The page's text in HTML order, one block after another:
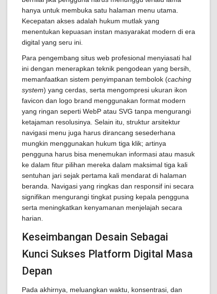
hanya untuk membuka satu halaman menu utama.
Kecepatan akses adalah hukum mutlak yang
menentukan kepuasan instan masyarakat modern di era
digital yang seru ini.
Para pengembang situs web profesional menyiasati hal
ini dengan menerapkan teknik pengodean yang bersih,
memanfaatkan sistem penyimpanan tembolok (caching
system) yang cerdas, serta mengompresi ukuran ikon
favicon dan logo brand menggunakan format modern
yang ringan seperti WebP atau SVG tanpa mengurangi
ketajaman resolusinya. Selain itu, struktur arsitektur
navigasi menu juga harus dirancang sesederhana
mungkin menggunakan hukum tiga klik; artinya
pengguna harus bisa menemukan informasi atau masuk
ke dalam fitur pilihan mereka dalam maksimal tiga kali
sentuhan jari sejak pertama kali mendarat di halaman
beranda. Navigasi yang ringkas dan responsif ini secara
signifikan mengurangi tingkat pusing kepala pengguna
serta meningkatkan kenyamanan menjelajah secara
harian.
Keseimbangan Desain Sebagai
Kunci Sukses Platform Digital Masa
Depan
Pada akhirnya, meluangkan waktu, konsentrasi, dan